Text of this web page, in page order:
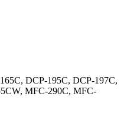
DCP-195C, DCP-197C,
MFC-290C, MFC-